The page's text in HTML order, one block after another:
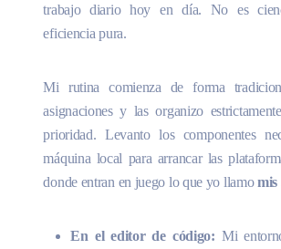
trabajo diario hoy en día. No es
eficiencia pura.
Mi rutina comienza de forma
asignaciones y las organizo
prioridad. Levanto los componentes
máquina local para arrancar las
donde entran en juego lo que yo llamomis
En el editor de código: Mi